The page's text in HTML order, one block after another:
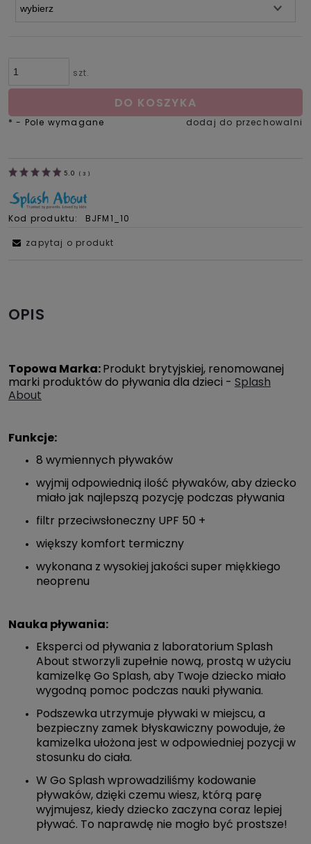
szt.
DO KOSZYKA
dodaj do przechowalni
* - Pole wymagane
5.0 ( 3 )
Kod produktu: BJFM1_10
zapytaj o produkt
OPIS
Topowa Marka:Produkt brytyjskiej, renomowanej
marki produktów do pływania dla dzieci - Splash
About
Funkcje:
8 wymiennych pływaków
wyjmij odpowiednią ilość pływaków, aby dziecko
miało jak najlepszą pozycję podczas pływania
filtr przeciwsłoneczny UPF 50 +
większy komfort termiczny
wykonana z wysokiej jakości super miękkiego
neoprenu
Nauka pływania:
Eksperci od pływania z laboratorium Splash
About stworzyli zupełnie nową, prostą w użyciu
kamizelkę Go Splash, aby Twoje dziecko miało
wygodną pomoc podczas nauki pływania.
Podszewka utrzymuje pływaki w miejscu, a
bezpieczny zamek błyskawiczny powoduje, że
kamizelka ułożona jest w odpowiedniej pozycji w
stosunku do ciała.
W Go Splash wprowadziliśmy kodowanie
pływaków, dzięki czemu wiesz, którą parę
wyjmujesz, kiedy dziecko zaczyna coraz lepiej
pływać. To naprawdę nie mogło być prostsze!